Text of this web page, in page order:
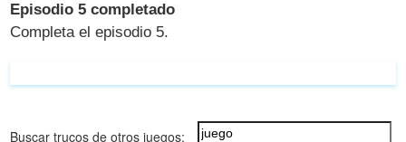
Episodio 5 completado
Completa el episodio 5.
Buscar trucos de otros juegos: